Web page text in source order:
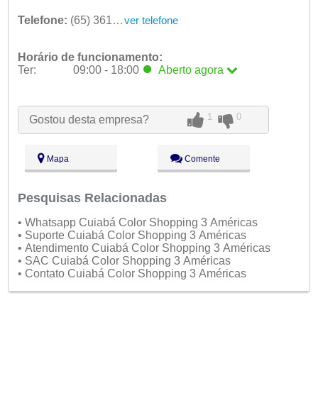
Telefone: (65) 3617-8600 ver telefone
Horário de funcionamento:
Ter:
09:00 - 18:00 Aberto agora
Ter:
09:00 - 18:00 Abertoagora
Qua:
09:00 - 18:00
Sex:
09:00 - 18:00
Sáb:
Fechado
Dom:
Fechado
Gostou desta empresa? 1 0
Mapa Comente
Pesquisas Relacionadas
• Whatsapp Cuiabá Color Shopping 3 Américas
• Suporte Cuiabá Color Shopping 3 Américas
• Atendimento Cuiabá Color Shopping 3 Américas
• SAC Cuiabá Color Shopping 3 Américas
• Contato Cuiabá Color Shopping 3 Américas